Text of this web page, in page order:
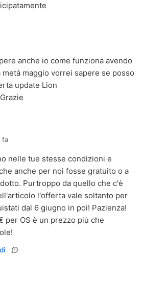
anche io come funziona avendo
metà maggio vorrei sapere se posso
update Lion
fa
nelle tue stesse condizioni e
anche per noi fosse gratuito o a
Purtroppo da quello che c'è
l'offerta vale soltanto per
dal 6 giugno in poi! Pazienza!
per OS è un prezzo più che